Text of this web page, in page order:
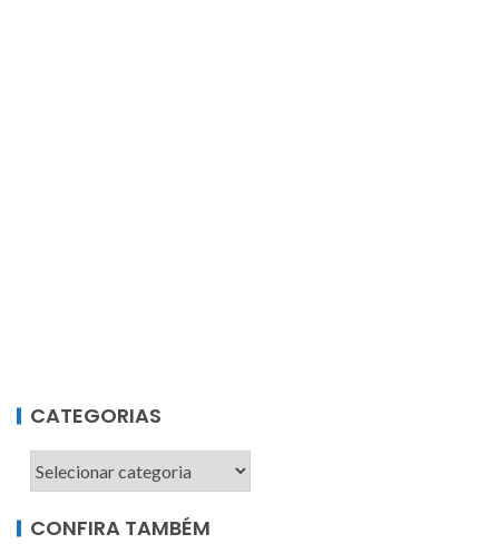
CATEGORIAS
CONFIRA TAMBÉM